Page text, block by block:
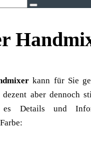
kann für Sie
dezent aber dennoch
Details und